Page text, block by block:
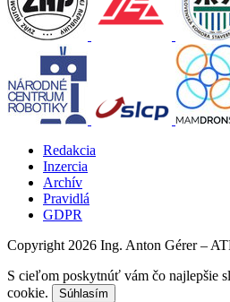
Redakcia
Inzercia
Archív
Pravidlá
GDPR
Copyright 2026 Ing. Anton Gérer –
S cieľom poskytnúť vám čo najlepšie
cookie.
Súhlasím